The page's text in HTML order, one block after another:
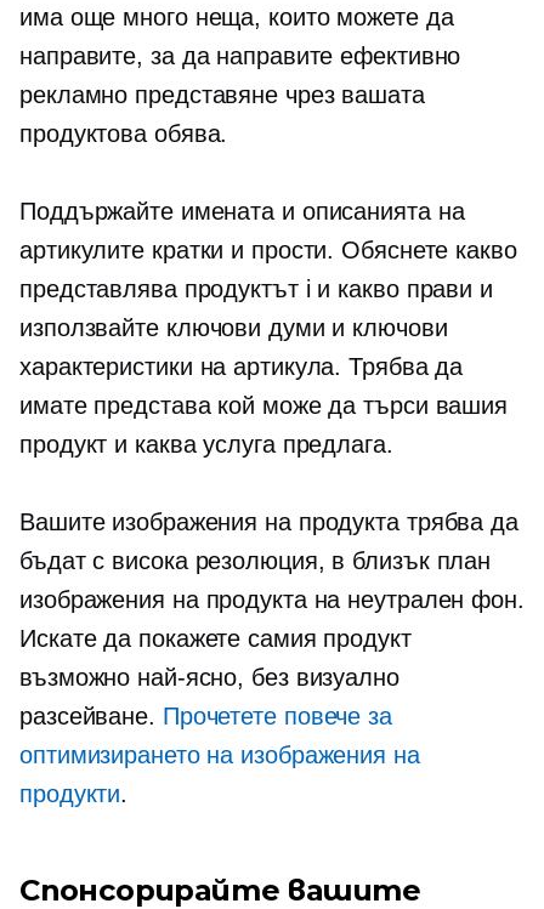
има още много неща, които можете да
направите, за да направите ефективно
рекламно представяне чрез вашата
продуктова обява.
Поддържайте имената и описанията на
артикулите кратки и прости. Обяснете какво
представлява продуктът i и какво прави и
използвайте ключови думи и ключови
характеристики на артикула. Трябва да
имате представа кой може да търси вашия
продукт и каква услуга предлага.
Вашите изображения на продукта трябва да
бъдатс висока резолюция, в близък план
изображения на продукта на неутрален фон.
Искате да покажете самия продукт
възможно най-ясно, без визуално
разсейване. Прочетете повече за
оптимизирането на изображения на
продукти.
Спонсорирайте вашите